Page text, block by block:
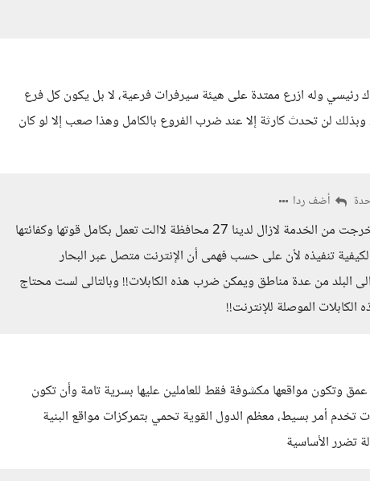
رئيسي وله ازرع ممتدة على هيئة سيرفرات فرعية، لا بل يكون كل فرع
لن تحدث كارثة إلا عند ضرب الفروع بالكامل وهذا صعب إلا لو كان
أضف ردا
نعم مظبوط هذا الكلام فلو أن محافظة بالكامل خرجت من الخدمة لازال لدينا 27 محافظة لاالت تعمل بكامل قوتها وكفائتها
تنفيذه لأن على حسب فهمى أن الإنترنت متصل عبر البحار
البلد من عدة مناطق ويمكن ضرب هذه الكابلات!! وبالتالى لست محتاج
وتكون مواقعها مكشوفة فقط للعاملين عليها بسرية تامة وأن تكون
أمر بسيط، معظم الدول القوية تحمي بتمركزات مواقع البنية
تضرر الأساسية